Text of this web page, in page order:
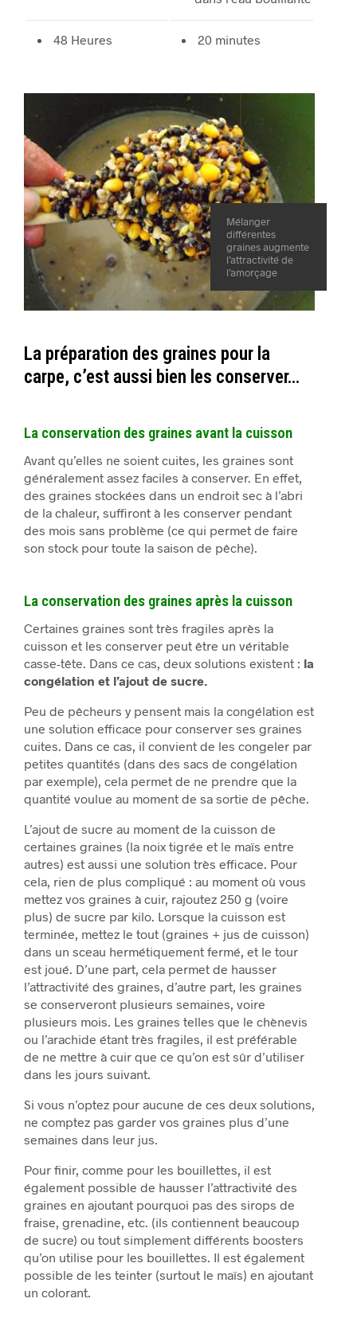
48 Heures 20 minutes
Mélanger
différentes
graines augmente
l’attractivité de
l’amorçage
La préparation des graines pour la
carpe, c’est aussi bien les conserver…
La conservation des graines avant la cuisson
Avant qu’elles ne soient cuites, les graines sont
généralement assez faciles à conserver. En effet,
des graines stockées dans un endroit sec à l’abri
de la chaleur, suffiront à les conserver pendant
des mois sans problème (ce qui permet de faire
son stock pour toute la saison de pêche).
La conservation des graines après la cuisson
Certaines graines sont très fragiles après la
cuisson et les conserver peut être un véritable
casse-tête. Dans ce cas, deux solutions existent : la
congélation et l’ajout de sucre.
Peu de pêcheurs y pensent mais la congélation est
une solution efficace pour conserver ses graines
cuites. Dans ce cas, il convient de les congeler par
petites quantités (dans des sacs de congélation
par exemple), cela permet de ne prendre que la
quantité voulue au moment de sa sortie de pêche.
L’ajout de sucre au moment de la cuisson de
certaines graines (la noix tigrée et le maïs entre
autres) est aussi une solution très efficace. Pour
cela, rien de plus compliqué : au moment où vous
mettez vos graines à cuir, rajoutez 250 g (voire
plus) de sucre par kilo. Lorsque la cuisson est
terminée, mettez le tout (graines + jus de cuisson)
dans un sceau hermétiquement fermé, et le tour
est joué. D’une part, cela permet de hausser
l’attractivité des graines, d’autre part, les graines
se conserveront plusieurs semaines, voire
plusieurs mois. Les graines telles que le chènevis
ou l’arachide étant très fragiles, il est préférable
de ne mettre à cuir que ce qu’on est sûr d’utiliser
dans les jours suivant.
Si vous n’optez pour aucune de ces deux solutions,
ne comptez pas garder vos graines plus d’une
semaines dans leur jus.
Pour finir, comme pour les bouillettes, il est
également possible de hausser l’attractivité des
graines en ajoutant pourquoi pas des sirops de
fraise, grenadine, etc. (ils contiennent beaucoup
de sucre) ou tout simplement différents boosters
qu’on utilise pour les bouillettes. Il est également
possible de les teinter (surtout le maïs) en ajoutant
un colorant.